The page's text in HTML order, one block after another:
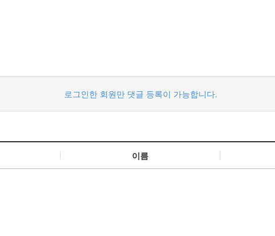
로그인한 회원만 댓글 등록이 가능합니다.
이름